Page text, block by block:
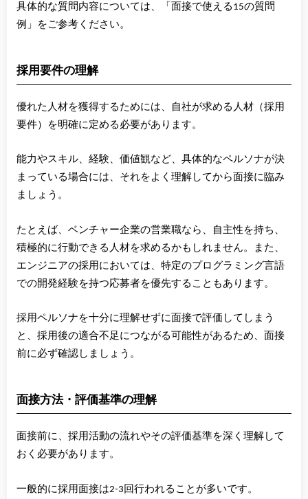
具体的な質問内容については、「面接で使える15の質問
例」をご参考ください。
採用要件の理解
優れた人材を獲得するためには、自社が求める人材（採用
要件）を明確に定める必要があります。
能力やスキル、経験、価値観など、具体的なペルソナが決
まっている場合には、それをよく理解してから面接に臨み
ましょう。
たとえば、ベンチャー企業の営業職なら、自主性を持ち、
積極的に行動できる人材を求めるかもしれません。また、
エンジニアの採用においては、特定のプログラミング言語
での開発経験を持つ応募者を優先することもあります。
採用ペルソナを十分に理解せずに面接で評価してしまう
と、採用後の適合不足につながる可能性があるため、面接
前に必ず確認しましょう。
面接方法・評価基準の理解
面接前に、採用活動の流れやその評価基準を深く理解して
おく必要があります。
一般的に採用面接は2-3回行われることが多いです。